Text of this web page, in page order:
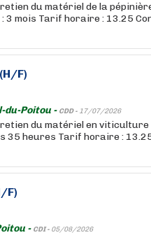
du matériel de la
mois Tarif horaire : 13.25
F)
du-Poitou - CDD - 17/07/2026
du matériel en
35 heures Tarif horaire :
F)
- CDI - 05/08/2026